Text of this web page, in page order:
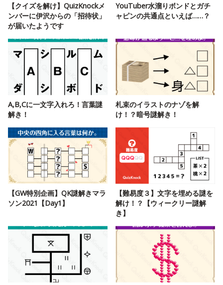
【クイズを解け】QuizKnockメ
ンバーに伊沢からの「招待状」
が届いたようです
YouTuber水溜りボンドとガチ
ャピンの共通点といえば……？
A,B,Cに一文字入れろ！言葉謎
解き！
札束のイラストのナゾを解
け！？暗号謎解き！
【GW特別企画】QK謎解きマラ
ソン2021【Day1】
【難易度３】文字を埋める謎を
解け！？【ウィークリー謎解
き】